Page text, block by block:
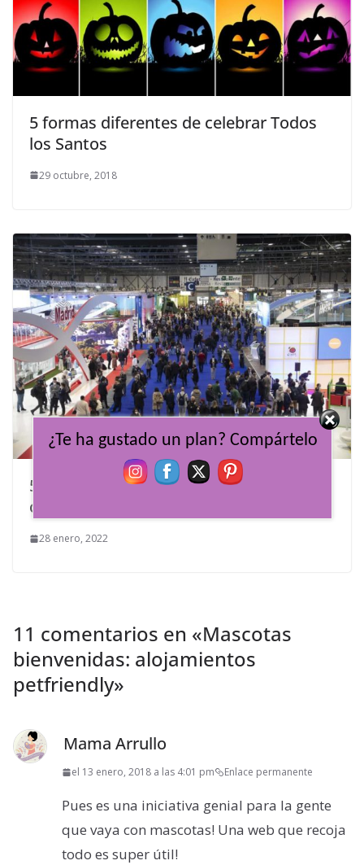
5 formas diferentes de celebrar Todos
los Santos
29 octubre, 2018
5 destinos cercanos que nos han
cautivado en FITUR 2022
28 enero, 2022
11 comentarios en «Mascotas
bienvenidas: alojamientos
petfriendly»
Mama Arrullo
el 13 enero, 2018 a las 4:01 pm Enlace permanente
Pues es una iniciativa genial para la gente
que vaya con mascotas! Una web que recoja
todo es super útil!
¿Te ha gustado un plan? Compártelo